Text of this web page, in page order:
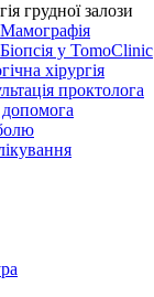
грудної залози
Мамографія
Біопсія у TomoClinic
хірургія
проктолога